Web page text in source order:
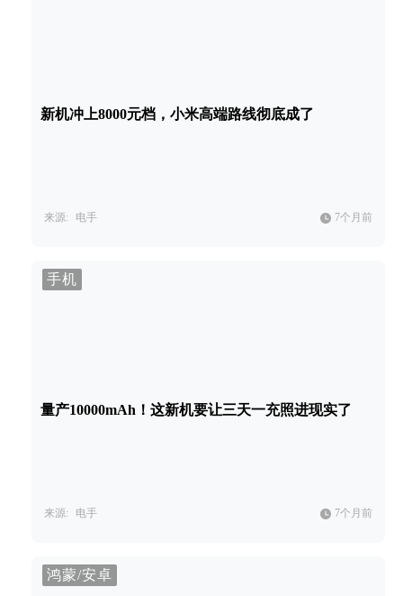
新机冲上8000元档，小米高端路线彻底成了
来源: 电手 7个月前
手机
量产10000mAh！这新机要让三天一充照进现实了
来源: 电手 7个月前
鸿蒙/安卓